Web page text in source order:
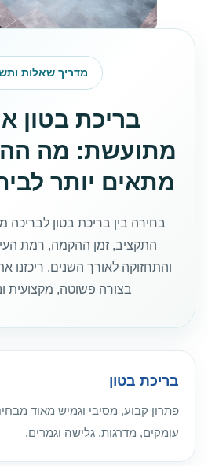
מדריך שאלות
בריכת בטון
מתועשת: מה
מתאים יותר
בחירה בין בריכת בטון
התקציב, זמן ההקמה, רמת
והתחזוקה לאורך השנים. ריכזנו
בצורה פשוטה, מקצועית
בריכת בטון
פתרון קבוע, מסיבי וגמיש מאוד
עומקים, מדרגות, גלישה וגמרים.